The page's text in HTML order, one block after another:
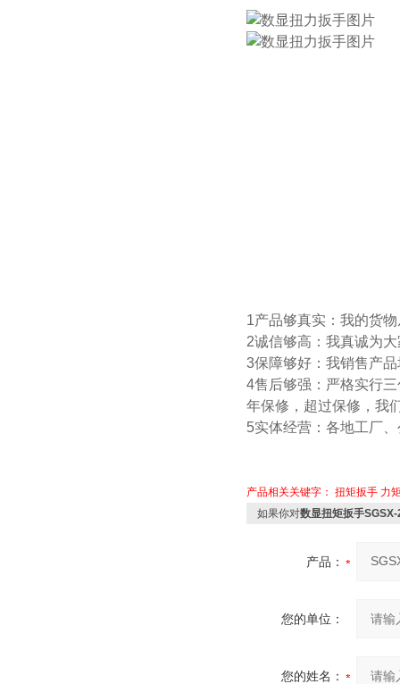
1产品够真实：我的货
2诚信够高：我真诚为
3保障够好：我销售产
4售后够强：严格实行
年保修，超过保修，我
5实体经营：各地工厂
产品相关关键字： 扭矩扳手 力
如果你对数显扭矩扳手
产品：
您的单位：
您的姓名：